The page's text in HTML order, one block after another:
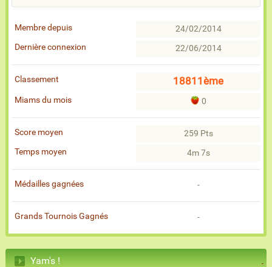
Membre depuis
24/02/2014
Dernière connexion
22/06/2014
Classement 18811ème
Miams du mois 0
Score moyen
259 Pts
Temps moyen
4m 7s
Médailles gagnées -
Grands Tournois Gagnés -
Yam's !